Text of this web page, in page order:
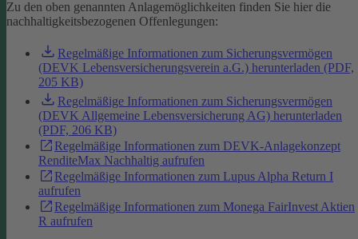
Zu den oben genannten Anlagemöglichkeiten finden Sie hier die
nachhaltigkeitsbezogenen Offenlegungen:
Regelmäßige Informationen zum Sicherungsvermögen
(DEVK Lebensversicherungsverein a.G.) herunterladen (PDF,
205 KB)
Regelmäßige Informationen zum Sicherungsvermögen
(DEVK Allgemeine Lebensversicherung AG) herunterladen
(PDF, 206 KB)
Regelmäßige Informationen zum DEVK-Anlagekonzept
RenditeMax Nachhaltig aufrufen
Regelmäßige Informationen zum Lupus Alpha Return I
aufrufen
Regelmäßige Informationen zum Monega FairInvest Aktien
R aufrufen